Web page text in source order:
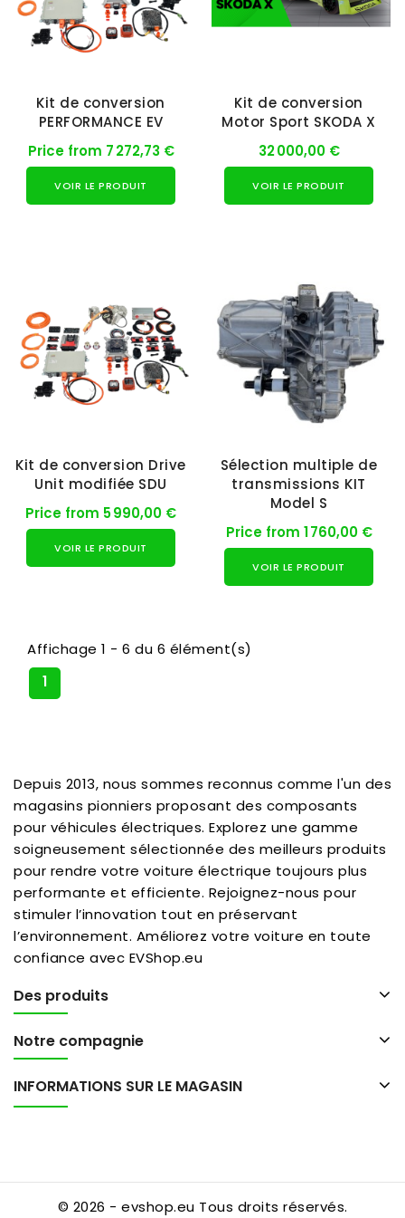
Kit de conversion
PERFORMANCE EV
Price from 7 272,73 €
VOIR LE PRODUIT
Kit de conversion
Motor Sport SKODA X
32 000,00 €
VOIR LE PRODUIT
Kit de conversion Drive
Unit modifiée SDU
Price from 5 990,00 €
VOIR LE PRODUIT
Sélection multiple de
transmissions KIT
Model S
Price from 1 760,00 €
VOIR LE PRODUIT
Affichage 1 - 6 du 6 élément(s)
1
Depuis 2013, nous sommes reconnus comme l'un des
magasins pionniers proposant des composants
pour véhicules électriques. Explorez une gamme
soigneusement sélectionnée des meilleurs produits
pour rendre votre voiture électrique toujours plus
performante et efficiente. Rejoignez-nous pour
stimuler l’innovation tout en préservant
l’environnement. Améliorez votre voiture en toute
confiance avec EVShop.eu
Des produits
Notre compagnie
INFORMATIONS SUR LE MAGASIN
© 2026 - evshop.eu Tous droits réservés.